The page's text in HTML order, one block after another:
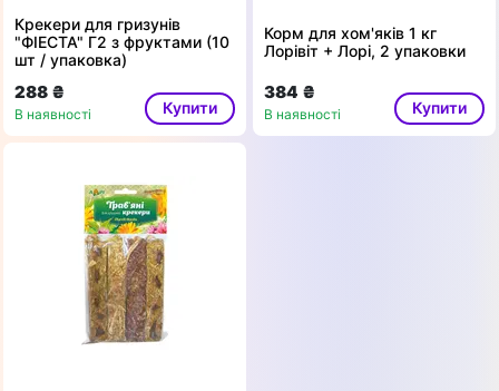
Крекери для гризунів
"ФІЕСТА" Г2 з фруктами (10
шт / упаковка)
288 ₴
В наявності Купити
Корм для хом'яків 1 кг
Лорівіт + Лорі, 2 упаковки
384 ₴
В наявності Купити